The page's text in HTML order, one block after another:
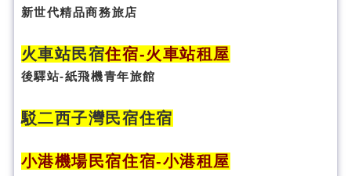
新世代精品商務旅店
火車站民宿住宿-火車站租屋
後驛站-紙飛機青年旅館
駁二西子灣民宿住宿
小港機場民宿住宿-小港租屋